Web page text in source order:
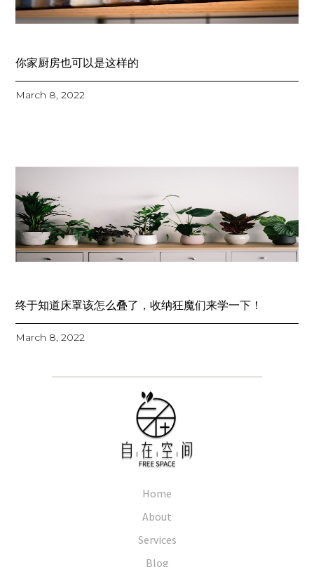
你家厨房也可以是这样的
March 8, 2022
终于知道床罩该怎么叠了，收纳狂魔们来学一下！
March 8, 2022
Home
About
Services
Blog